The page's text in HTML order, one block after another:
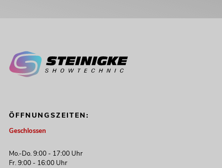
ÖFFNUNGSZEITEN:
Geschlossen
Mo.-Do. 9:00 - 17:00 Uhr
Fr. 9:00 - 16:00 Uhr